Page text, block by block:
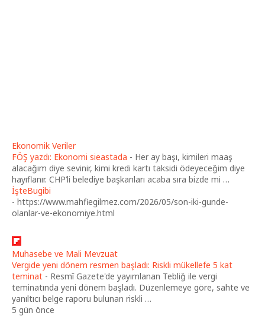
Ekonomik Veriler
FÖŞ yazdı: Ekonomi sieastada - Her ay başı, kimileri maaş
alacağım diye sevinir, kimi kredi kartı taksidi ödeyeceğim diye
hayıflanır. CHP’li belediye başkanları acaba sıra bizde mi …
İşteBugibi
- https://www.mahfiegilmez.com/2026/05/son-iki-gunde-
olanlar-ve-ekonomiye.html
Muhasebe ve Mali Mevzuat
Vergide yeni dönem resmen başladı: Riskli mükellefe 5 kat
teminat - Resmî Gazete'de yayımlanan Tebliğ ile vergi
teminatında yeni dönem başladı. Düzenlemeye göre, sahte ve
yanıltıcı belge raporu bulunan riskli …
5 gün önce